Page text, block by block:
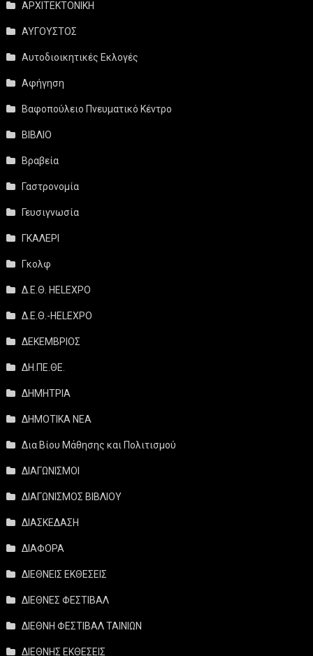
ΑΡΧΙΤΕΚΤΟΝΙΚΗ
ΑΥΓΟΥΣΤΟΣ
Αυτοδιοικητικές Εκλογές
Αφήγηση
Βαφοπούλειο Πνευματικό Κέντρο
ΒΙΒΛΙΟ
Βραβεία
Γαστρονομία
Γευσιγνωσία
ΓΚΑΛΕΡΙ
Γκολφ
Δ.Ε.Θ. HELEXPO
Δ.Ε.Θ.-HELEXPO
ΔΕΚΕΜΒΡΙΟΣ
ΔΗ.ΠΕ.ΘΕ.
ΔΗΜΗΤΡΙΑ
ΔΗΜΟΤΙΚΑ ΝΕΑ
Δια Βίου Μάθησης και Πολιτισμού
ΔΙΑΓΩΝΙΣΜΟΙ
ΔΙΑΓΩΝΙΣΜΟΣ ΒΙΒΛΙΟΥ
ΔΙΑΣΚΕΔΑΣΗ
ΔΙΑΦΟΡΑ
ΔΙΕΘΝΕΙΣ ΕΚΘΕΣΕΙΣ
ΔΙΕΘΝΕΣ ΦΕΣΤΙΒΑΛ
ΔΙΕΘΝΗ ΦΕΣΤΙΒΑΛ ΤΑΙΝΙΩΝ
ΔΙΕΘΝΗΣ ΕΚΘΕΣΕΙΣ